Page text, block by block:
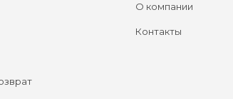
О компании
Контакты